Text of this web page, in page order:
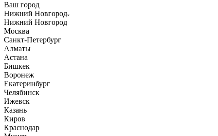
Ваш город
Нижний Новгород
Нижний Новгород
Москва
Санкт-Петербург
Алматы
Астана
Бишкек
Воронеж
Екатеринбург
Челябинск
Ижевск
Казань
Киров
Краснодар